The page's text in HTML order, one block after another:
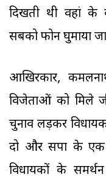
दिखती थी वहां के
सबको फोन घुमाया
आखिरकार,
विजेताओं को मिले
चुनाव लड़कर
दो और सपा के एक
विधायकों के